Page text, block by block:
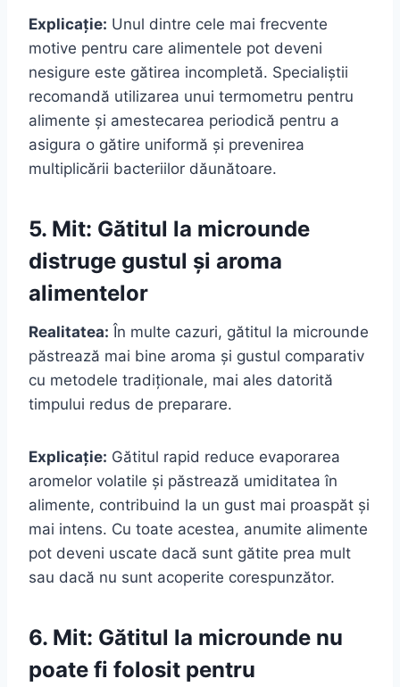
Explicație: Unul dintre cele mai frecvente
motive pentru care alimentele pot deveni
nesigure este gătirea incompletă. Specialiștii
recomandă utilizarea unui termometru pentru
alimente și amestecarea periodică pentru a
asigura o gătire uniformă și prevenirea
multiplicării bacteriilor dăunătoare.
5. Mit: Gătitul la microunde
distruge gustul și aroma
alimentelor
Realitatea: În multe cazuri, gătitul la microunde
păstrează mai bine aroma și gustul comparativ
cu metodele tradiționale, mai ales datorită
timpului redus de preparare.
Explicație: Gătitul rapid reduce evaporarea
aromelor volatile și păstrează umiditatea în
alimente, contribuind la un gust mai proaspăt și
mai intens. Cu toate acestea, anumite alimente
pot deveni uscate dacă sunt gătite prea mult
sau dacă nu sunt acoperite corespunzător.
6. Mit: Gătitul la microunde nu
poate fi folosit pentru